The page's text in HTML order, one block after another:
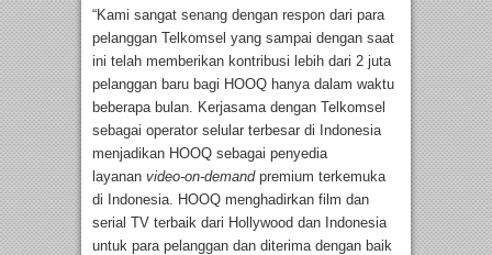
“Kami sangat senang dengan respon dari para
pelanggan Telkomsel yang sampai dengan saat
ini telah memberikan kontribusi lebih dari 2 juta
pelanggan baru bagi HOOQ hanya dalam waktu
beberapa bulan. Kerjasama dengan Telkomsel
sebagai operator selular terbesar di Indonesia
menjadikan HOOQ sebagai penyedia
layanan video-on-demandpremium terkemuka
di Indonesia. HOOQ menghadirkan film dan
serial TV terbaik dari Hollywood dan Indonesia
untuk para pelanggan dan diterima dengan baik